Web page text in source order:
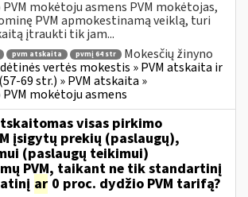
mokėtoju asmens PVM mokėtojas,
PVM apmokestinamą veiklą, turi
įtraukti tik jam...
pvm atskaita pvmį 64 str
Mokesčių žinyno
vertės mokestis » PVM atskaita ir
69 str.) » PVM atskaita »
mokėtoju asmens
visas pirkimo
įsigytų prekių (paslaugų),
(paslaugų teikimui)
PVM, taikant ne tik standartinį
ar 0 proc. dydžio PVM tarifą?